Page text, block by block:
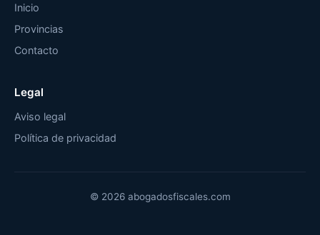
Inicio
Provincias
Contacto
Legal
Aviso legal
Política de privacidad
© 2026 abogadosfiscales.com